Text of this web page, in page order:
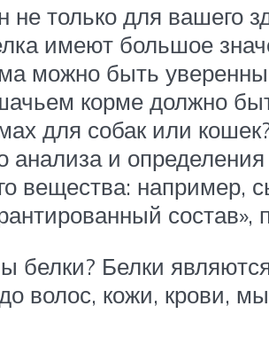
не только для вашего
имеют большое
можно быть
корме должно
для собак или
анализа и
вещества: например,
белки? Белки
волос, кожи, крови,